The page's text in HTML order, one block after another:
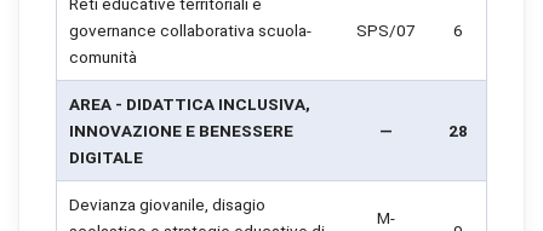
governance collaborativa scuola-
comunità
SPS/07 6
AREA - DIDATTICA INCLUSIVA,
INNOVAZIONE E BENESSERE
DIGITALE
— 28
Devianza giovanile, disagio
M-